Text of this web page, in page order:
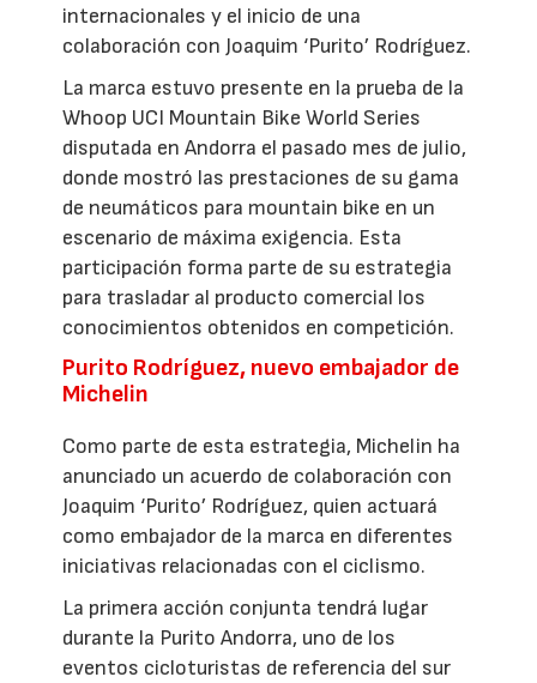
internacionales y el inicio de una
colaboración con Joaquim ‘Purito’ Rodríguez.
La marca estuvo presente en la prueba de la
Whoop UCI Mountain Bike World Series
disputada en Andorra el pasado mes de julio,
donde mostró las prestaciones de su gama
de neumáticos para mountain bike en un
escenario de máxima exigencia. Esta
participación forma parte de su estrategia
para trasladar al producto comercial los
conocimientos obtenidos en competición.
Purito Rodríguez, nuevo embajador de
Michelin
Como parte de esta estrategia, Michelin ha
anunciado un acuerdo de colaboración con
Joaquim ‘Purito’ Rodríguez, quien actuará
como embajador de la marca en diferentes
iniciativas relacionadas con el ciclismo.
La primera acción conjunta tendrá lugar
durante la Purito Andorra, uno de los
eventos cicloturistas de referencia del sur